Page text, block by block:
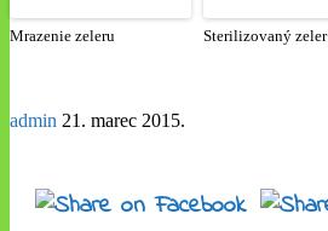
Mrazenie zeleru Sterilizovaný zeler
admin 21. marec 2015.